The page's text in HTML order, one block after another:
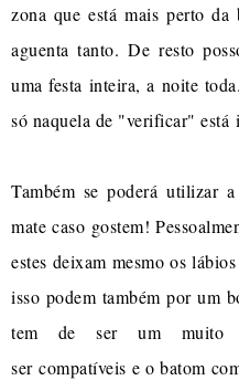
zona que está mais perto
aguenta tanto. De resto
uma festa inteira, a noite
só naquela de "verificar" está
Também se poderá utilizar
mate caso gostem!
estes deixam mesmo os
isso podem também por um
tem de ser um muito
ser compatíveis e o batom